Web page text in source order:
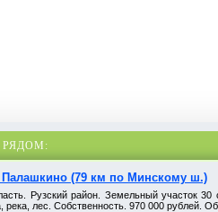
Палашкино (79 км по Минскому ш.)
Рузский район. Земельный участок
река, лес. Собственность. 970 000 рублей.